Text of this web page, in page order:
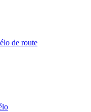
de route